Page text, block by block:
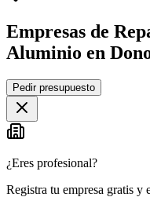
Empresas de
Aluminio en
+
−
Pedir presupuesto
¿Eres profesional?
Registra tu empresa gratis y